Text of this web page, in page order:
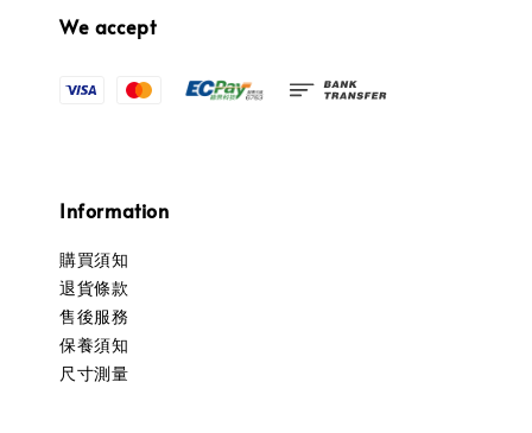
We accept
Information
購買須知
退貨條款
售後服務
保養須知
尺寸測量